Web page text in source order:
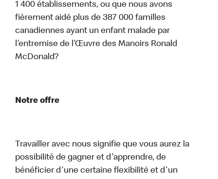
1 400 établissements, ou que nous avons
fièrement aidé plus de 387 000 familles
canadiennes ayant un enfant malade par
l’entremise de l’Œuvre des Manoirs Ronald
McDonald?
Notre offre
Travailler avec nous signifie que vous aurez la
possibilité de gagner et d'apprendre, de
bénéficier d'une certaine flexibilité et d'un